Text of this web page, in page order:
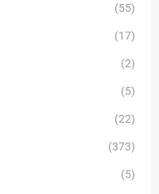
(55)
(17)
(2)
(5)
(22)
(373)
(5)